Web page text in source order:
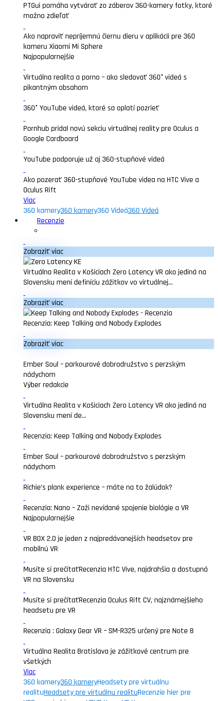
PTGui pomáha vytvárať zo záberov 360-kamery fotky, ktoré
možno zdieľať
Ako napraviť nepríjemnú čiernu dieru v aplikácii pre 360
kameru Xiaomi Mi Sphere
Najpopularnejšie
Virtuálna realita a porno – ako sledovať 360° videá s
pikantným obsahom
360° YouTube videá, ktoré sa oplatí pozrieť
Pornhub pridal novú sekciu virtuálnej reality pre Oculus a
Google Cardboard
YouTube podporuje už aj 360-stupňové videá
Ako pozerať 360-stupňové YouTube videa na HTC Vive a
Oculus Rift
Viac
360 kamery360 kamery360 Videá360 Videá
Recenzie
Zobraziť viac
Virtuálna Realita v Košiciach Zero Latency VR ako jediná na
Slovensku mení definíciu zážitkov vo virtuálnej...
Zobraziť viac
Recenzia: Keep Talking and Nobody Explodes
Zobraziť viac
Ember Soul – parkourové dobrodružstvo s perzským
nádychom
Výber redakcie
Virtuálna Realita v Košiciach Zero Latency VR ako jediná na
Slovensku mení de...
Recenzia: Keep Talking and Nobody Explodes
Ember Soul – parkourové dobrodružstvo s perzským
nádychom
Richie’s plank experience – máte na to žalúdok?
Recenzia: Nano – Zaži nevídané spojenie biológie a VR
Najpopularnejšie
VR BOX 2.0 je jeden z najpredávanejších headsetov pre
mobilnú VR
Musíte si prečítaťRecenzia HTC Vive, najdrahšia a dostupná
VR na Slovensku
Musíte si prečítaťRecenzia Oculus Rift CV, najznámejšieho
headsetu pre VR
Recenzia : Galaxy Gear VR – SM-R325 určený pre Note 8
Virtuálna Realita Bratislava je zážitkové centrum pre
všetkých
Viac
360 kamery360 kameryHeadsety pre virtuálnu
realituHeadsety pre virtuálnu realituRecenzie hier pre